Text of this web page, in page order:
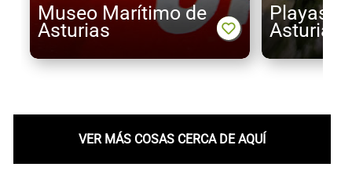
Museo Marítimo de
Asturias
Playas
Asturias
VER MÁS COSAS CERCA DE AQUÍ